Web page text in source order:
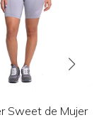
Sweet de Mujer